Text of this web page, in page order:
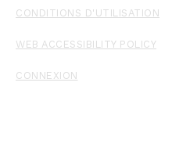
CONDITIONS D'UTILISATION
WEB ACCESSIBILITY POLICY
CONNEXION